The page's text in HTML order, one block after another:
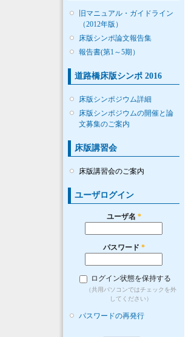
旧マニュアル・ガイドライン
（2012年版）
床版シンポ論文報告集
報告書(第1～5期）
道路橋床版シンポ 2016
床版シンポジウム詳細
床版シンポジウムの開催と論
文募集のご案内
床版講習会
床版講習会のご案内
ユーザログイン
ユーザ名 *
パスワード *
ログイン状態を保持する
（共用パソコンではチェックを外
してください）
パスワードの再発行